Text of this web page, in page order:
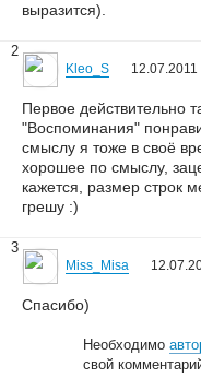
выразится).
2
Kleo_S
Первое действительно
"Воспоминания"
смыслу я тоже в своё
хорошее по смыслу,
кажется, размер строк
грешу :)
3
Miss_Misa
Спасибо)
Необходимо
свой